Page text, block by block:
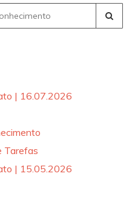
| 16.07.2026
Tarefas
| 15.05.2026